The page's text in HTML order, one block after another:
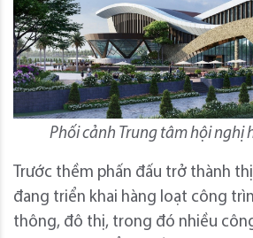
Phối cảnh Trung tâm hội nghị
Trước thềm phấn đấu trở thành
đang triển khai hàng loạt công
thông, đô thị, trong đó nhiều